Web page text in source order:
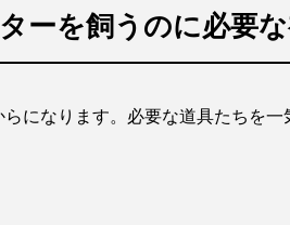
ーを飼うのに必要な
になります。必要な道具たちを一